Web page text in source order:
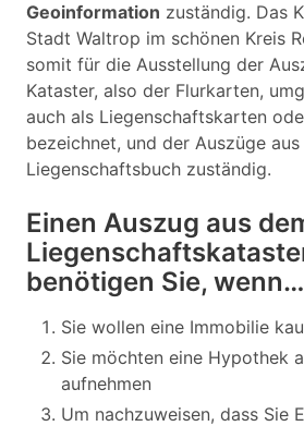
Geoinformation zuständig. Das
Stadt Waltrop im schönen Kreis
somit für die Ausstellung der
Kataster, also der Flurkarten,
auch als Liegenschaftskarten
bezeichnet, und der Auszüge aus
Liegenschaftsbuch zuständig.
Einen Auszug aus
benötigen Sie, wenn…
Sie wollen eine Immobilie
Sie möchten eine Hypothek
aufnehmen
Um nachzuweisen, dass Sie